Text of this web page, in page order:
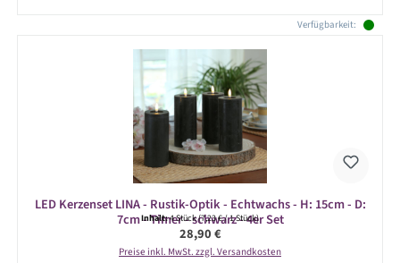
Verfügbarkeit:
LED Kerzenset LINA - Rustik-Optik - Echtwachs - H: 15cm - D:
7cm - Timer - schwarz - 4er Set
Inhalt:4 Stück(7,23 € / 1 Stück)
Regulärer Preis:
28,90 €
Preise inkl. MwSt. zzgl. Versandkosten